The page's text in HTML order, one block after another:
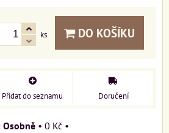
ks DO KOŠÍKU
Přidat do seznamu Doručení
Osobně • 0 Kč •